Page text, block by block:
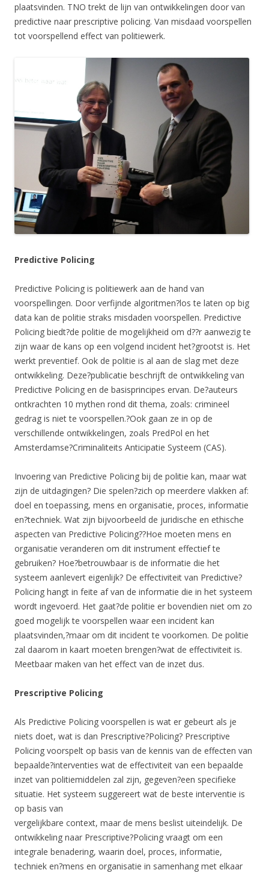
plaatsvinden. TNO trekt de lijn van ontwikkelingen door van
predictive naar prescriptive policing. Van misdaad voorspellen
tot voorspellend effect van politiewerk.
Predictive Policing
Predictive Policing is politiewerk aan de hand van
voorspellingen. Door verfijnde algoritmen?los te laten op big
data kan de politie straks misdaden voorspellen. Predictive
Policing biedt?de politie de mogelijkheid om d??r aanwezig te
zijn waar de kans op een volgend incident het?grootst is. Het
werkt preventief. Ook de politie is al aan de slag met deze
ontwikkeling. Deze?publicatie beschrijft de ontwikkeling van
Predictive Policing en de basisprincipes ervan. De?auteurs
ontkrachten 10 mythen rond dit thema, zoals: crimineel
gedrag is niet te voorspellen.?Ook gaan ze in op de
verschillende ontwikkelingen, zoals PredPol en het
Amsterdamse?Criminaliteits Anticipatie Systeem (CAS).
Invoering van Predictive Policing bij de politie kan, maar wat
zijn de uitdagingen? Die spelen?zich op meerdere vlakken af:
doel en toepassing, mens en organisatie, proces, informatie
en?techniek. Wat zijn bijvoorbeeld de juridische en ethische
aspecten van Predictive Policing??Hoe moeten mens en
organisatie veranderen om dit instrument effectief te
gebruiken? Hoe?betrouwbaar is de informatie die het
systeem aanlevert eigenlijk? De effectiviteit van Predictive?
Policing hangt in feite af van de informatie die in het systeem
wordt ingevoerd. Het gaat?de politie er bovendien niet om zo
goed mogelijk te voorspellen waar een incident kan
plaatsvinden,?maar om dit incident te voorkomen. De politie
zal daarom in kaart moeten brengen?wat de effectiviteit is.
Meetbaar maken van het effect van de inzet dus.
Prescriptive Policing
Als Predictive Policing voorspellen is wat er gebeurt als je
niets doet, wat is dan Prescriptive?Policing? Prescriptive
Policing voorspelt op basis van de kennis van de effecten van
bepaalde?interventies wat de effectiviteit van een bepaalde
inzet van politiemiddelen zal zijn, gegeven?een specifieke
situatie. Het systeem suggereert wat de beste interventie is
op basis van
vergelijkbare context, maar de mens beslist uiteindelijk. De
ontwikkeling naar Prescriptive?Policing vraagt om een
integrale benadering, waarin doel, proces, informatie,
techniek en?mens en organisatie in samenhang met elkaar